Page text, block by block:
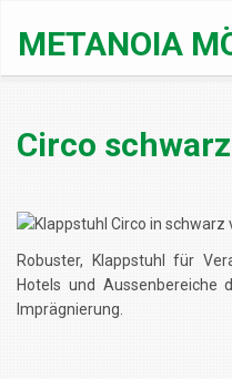
METANOIA
Circo
Robuster, Klappstuhl für
Hotels und Aussenbereiche
Imprägnierung.